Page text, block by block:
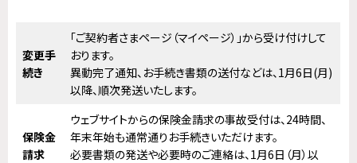
変更手
続き
「ご契約者さまページ（マイページ）」から受け付けして
おります。
異動完了通知、お手続き書類の送付などは、1月6日(月)
以降、順次発送いたします。
保険金
請求
ウェブサイトからの保険金請求の事故受付は、24時間、
年末年始も通常通りお手続きいただけます。
必要書類の発送や必要時のご連絡は、1月6日（月）以